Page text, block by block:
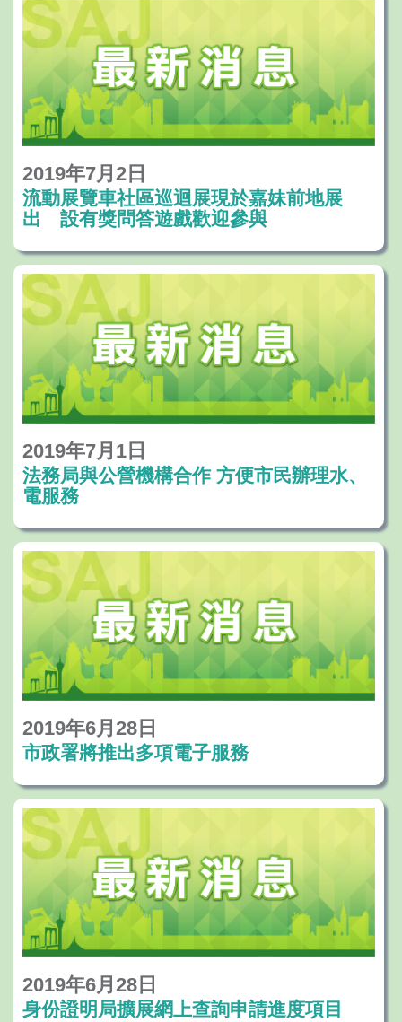
2019年7月2日
流動展覽車社區巡迴展現於嘉妹前地展
出 設有獎問答遊戲歡迎參與
2019年7月1日
法務局與公營機構合作 方便市民辦理水、
電服務
2019年6月28日
市政署將推出多項電子服務
2019年6月28日
身份證明局擴展網上查詢申請進度項目